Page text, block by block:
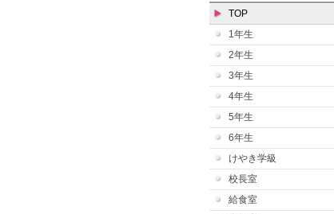
TOP
1年生
2年生
3年生
4年生
5年生
6年生
けやき学級
校長室
給食室